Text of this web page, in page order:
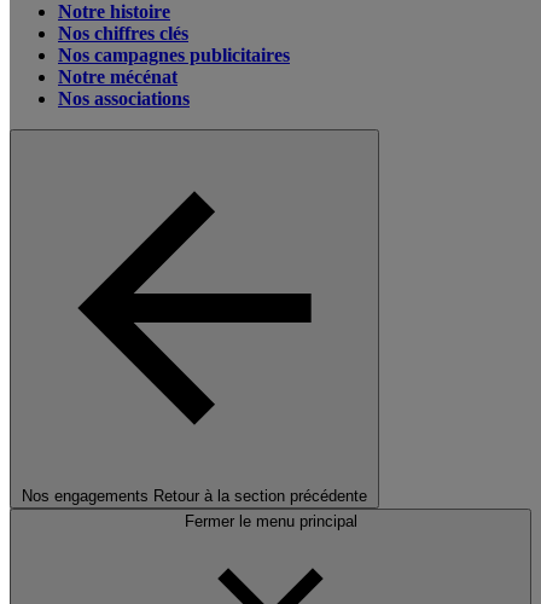
Notre histoire
Nos chiffres clés
Nos campagnes publicitaires
Notre mécénat
Nos associations
Nos engagements Retour à la section précédente
Fermer le menu principal